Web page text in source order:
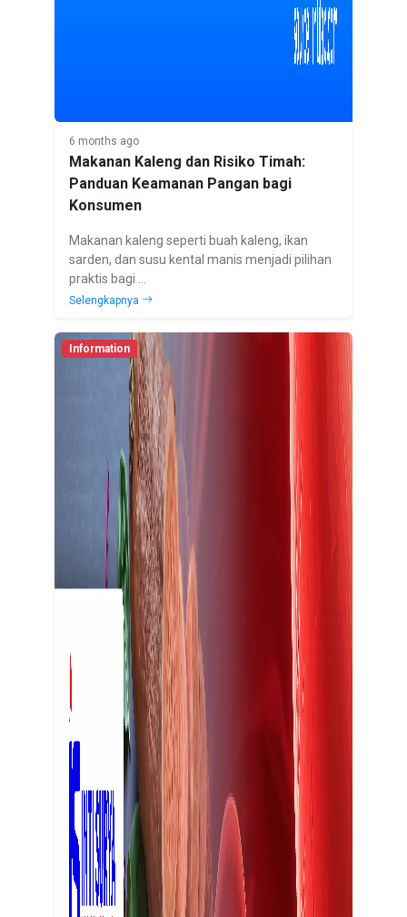
6 months ago
Makanan Kaleng dan Risiko Timah:
Panduan Keamanan Pangan bagi
Konsumen
Makanan kaleng seperti buah kaleng, ikan
sarden, dan susu kental manis menjadi pilihan
praktis bagi ...
Selengkapnya
Information